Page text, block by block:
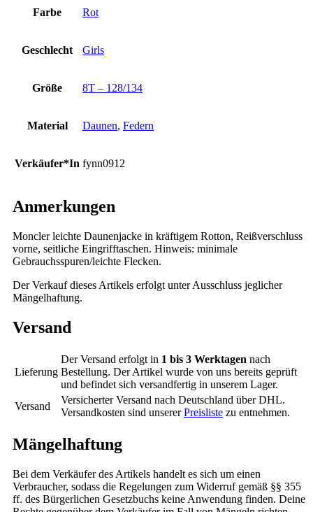
Farbe Rot
Geschlecht Girls
Größe 8T – 128/134
Material Daunen, Federn
Verkäufer*In fynn0912
Anmerkungen
Moncler leichte Daunenjacke in kräftigem Rotton, Reißverschluss
vorne, seitliche Eingrifftaschen. Hinweis: minimale
Gebrauchsspuren/leichte Flecken.
Der Verkauf dieses Artikels erfolgt unter Ausschluss jeglicher
Mängelhaftung.
Versand
Lieferung
Der Versand erfolgt in 1 bis 3 Werktagen nach
Bestellung. Der Artikel wurde von uns bereits geprüft
und befindet sich versandfertig in unserem Lager.
Versand
Versicherter Versand nach Deutschland über DHL.
Versandkosten sind unsererPreisliste zu entnehmen.
Mängelhaftung
Bei dem Verkäufer des Artikels handelt es sich um einen
Verbraucher, sodass die Regelungen zum Widerruf gemäß §§ 355
ff. des Bürgerlichen Gesetzbuchs keine Anwendung finden. Deine